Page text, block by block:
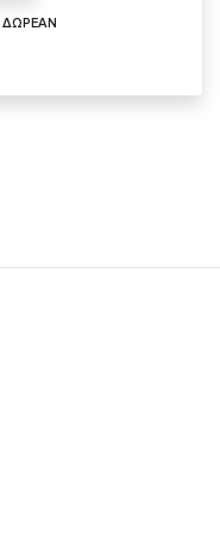
ΔΩΡΕΑΝ